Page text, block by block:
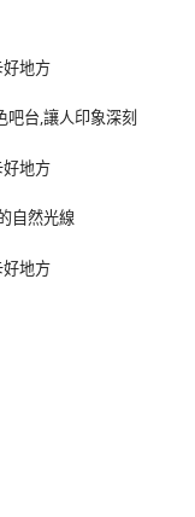
吧台,讓人印象深刻
自然光線